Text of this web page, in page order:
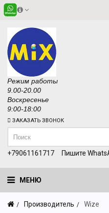
Режим работы
9.00-20.00
Воскресенье
9:00-18:00
ЗАКАЗАТЬ ЗВОНОК
+79061161717 Пишите
МЕНЮ
Производитель Wize